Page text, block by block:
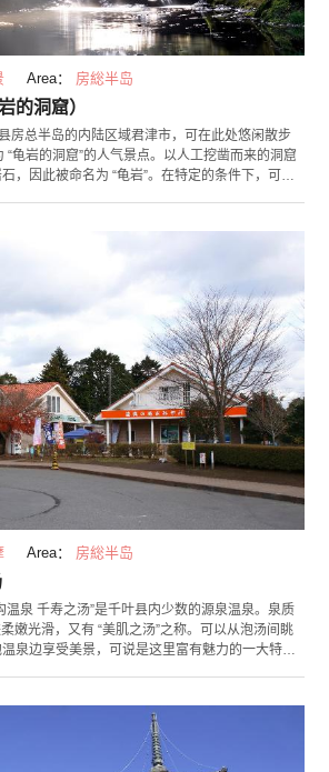
Area： 房総半岛
的洞窟）
房总半岛的内陆区域君津市，可在此处悠闲散步
龟岩的洞窟”的人气景点。以人工挖凿而来的洞窟
，因此被命名为 “龟岩”。在特定的条件下，可在
气晴朗且湿度适宜，要看到心型的光芒，这几个条
Area： 房総半岛
温泉 千寿之汤”是千叶县内少数的源泉温泉。泉质
嫩光滑，又有 “美肌之汤”之称。可以从泡汤间眺
泉边享受美景，可说是这里富有魅力的一大特
浓沟温泉放松一下，顺便消除旅途的疲累如何